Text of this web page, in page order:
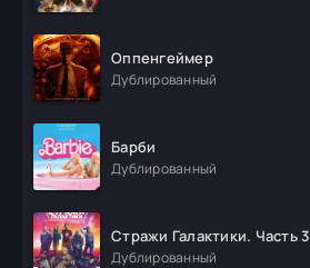
Оппенгеймер
Дублированный
Барби
Дублированный
Стражи Галактики. Часть 3
Дублированный